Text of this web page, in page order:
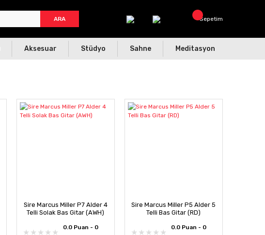
ARA Sepetim
Aksesuar Stüdyo Sahne Meditasyon
Sire Marcus Miller P7 Alder 4
Telli Solak Bas Gitar (AWH)
0.0 Puan - 0
Sire Marcus Miller P5 Alder 5
Telli Bas Gitar (RD)
0.0 Puan - 0